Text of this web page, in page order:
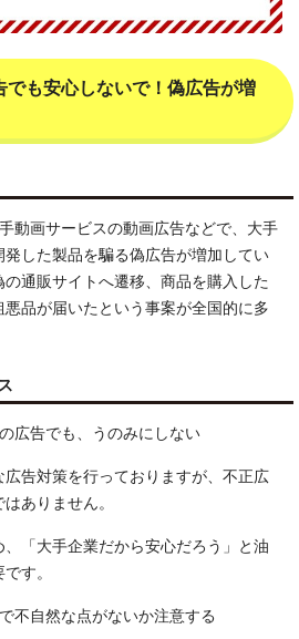
でも安心しないで！偽広告が増
動画サービスの動画広告などで、大手
発した製品を騙る偽広告が増加してい
の通販サイトへ遷移、商品を購入した
品が届いたという事案が全国的に多
広告でも、うのみにしない
告対策を行っておりますが、不正広
ありません。
「大手企業だから安心だろう」と油
す。
不自然な点がないか注意する